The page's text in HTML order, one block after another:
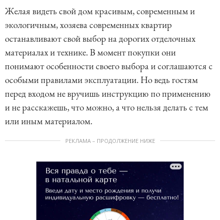
Желая видеть свой дом красивым, современным и
экологичным, хозяева современных квартир
останавливают свой выбор на дорогих отделочных
материалах и технике. В момент покупки они
понимают особенности своего выбора и соглашаются с
особыми правилами эксплуатации. Но ведь гостям
перед входом не вручишь инструкцию по применению
и не расскажешь, что можно, а что нельзя делать с тем
или иным материалом.
РЕКЛАМА – ПРОДОЛЖЕНИЕ НИЖЕ